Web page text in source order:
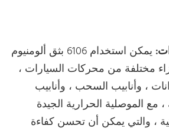
يمكن استخدام 6106 بثق ألومنيوم
مختلفة من محركات السيارات ،
، وأنابيب السحب ، وأنابيب
مع الموصلية الحرارية الجيدة
، والتي يمكن أن تحسن كفاءة